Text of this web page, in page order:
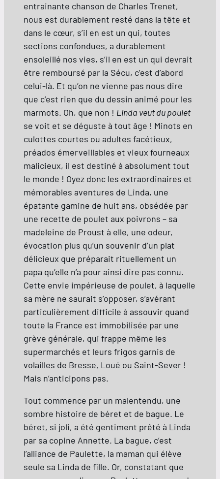
entrainante chanson de Charles Trenet,
nous est durablement resté dans la tête et
dans le cœur, s’il en est un qui, toutes
sections confondues, a durablement
ensoleillé nos vies, s’il en est un qui devrait
être remboursé par la Sécu, c’est d’abord
celui-là. Et qu’on ne vienne pas nous dire
que c’est rien que du dessin animé pour les
marmots. Oh, que non ! Linda veut du poulet
se voit et se déguste à tout âge ! Minots en
culottes courtes ou adultes facétieux,
préados émerveillables et vieux fourneaux
malicieux, il est destiné à absolument tout
le monde ! Oyez donc les extraordinaires et
mémorables aventures de Linda, une
épatante gamine de huit ans, obsédée par
une recette de poulet aux poivrons – sa
madeleine de Proust à elle, une odeur,
évocation plus qu’un souvenir d’un plat
délicieux que préparait rituellement un
papa qu’elle n’a pour ainsi dire pas connu.
Cette envie impérieuse de poulet, à laquelle
sa mère ne saurait s’opposer, s’avérant
particulièrement difficile à assouvir quand
toute la France est immobilisée par une
grève générale, qui frappe même les
supermarchés et leurs frigos garnis de
volailles de Bresse, Loué ou Saint-Sever !
Mais n’anticipons pas.
Tout commence par un malentendu, une
sombre histoire de béret et de bague. Le
béret, si joli, a été gentiment prêté à Linda
par sa copine Annette. La bague, c’est
l’alliance de Paulette, la maman qui élève
seule sa Linda de fille. Or, constatant que